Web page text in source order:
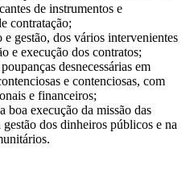
de instrumentos e
contratação;
e gestão, dos vários intervenientes
e execução dos contratos;
desnecessárias em
e contenciosas, com
e financeiros;
boa execução da missão das
dos dinheiros públicos e na